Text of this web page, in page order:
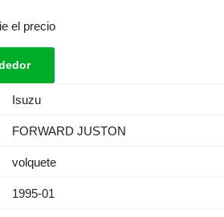
el precio
Isuzu
FORWARD JUSTON
volquete
1995-01